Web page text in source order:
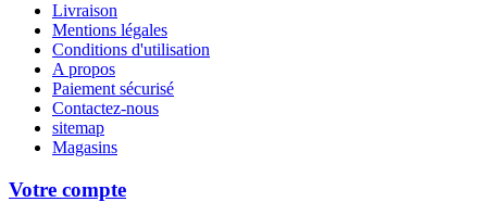
Livraison
Mentions légales
Conditions d'utilisation
A propos
Paiement sécurisé
Contactez-nous
sitemap
Magasins
Votre compte